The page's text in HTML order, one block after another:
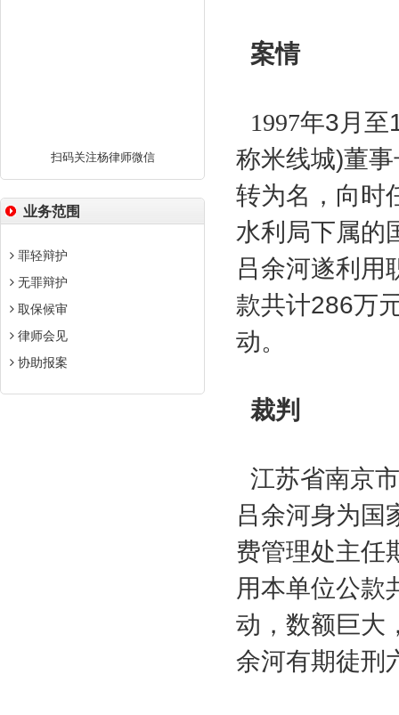
扫码关注杨律师微信
业务范围
罪轻辩护
无罪辩护
取保候审
律师会见
协助报案
案情
1997年3月至
称米线城)董
转为名，向时
水利局下属的
吕余河遂利用
款共计286万
动。
裁判
江苏省南京
吕余河身为国
费管理处主任
用本单位公款
动，数额巨大
余河有期徒刑